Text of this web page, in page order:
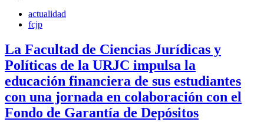
actualidad
fcjp
La Facultad de Ciencias Jurídicas y
Políticas de la URJC impulsa la
educación financiera de sus estudiantes
con una jornada en colaboración con el
Fondo de Garantía de Depósitos